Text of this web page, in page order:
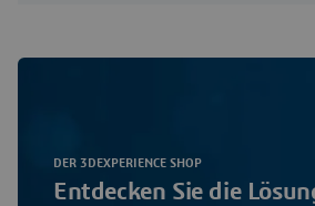
Entdecken Sie die
DER 3DEXPERIENCE SHOP